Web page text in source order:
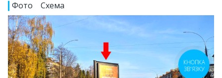
Фото Схема
КНОПКА
ЗВ'ЯЗКУ